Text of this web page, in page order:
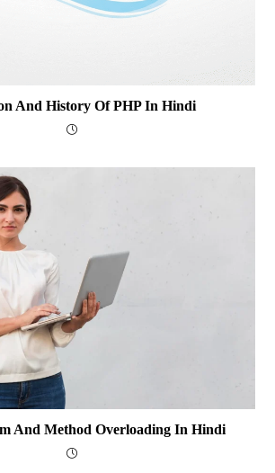
And History Of PHP In Hindi
And Method Overloading In Hindi